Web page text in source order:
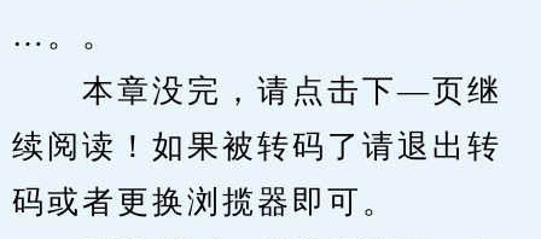
…。。
本章没完，请点击下—页继
续阅读！如果被转码了请退出转
码或者更换浏揽器即可。